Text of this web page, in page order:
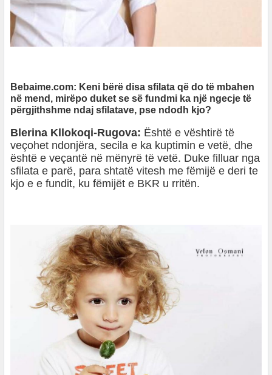
Bebaime.com: Keni bërë disa sfilata që do të mbahen
në mend, mirëpo duket se së fundmi ka një ngecje të
përgjithshme ndaj sfilatave, pse ndodh kjo?
Blerina Kllokoqi-Rugova: Është e vështirë të
veçohet ndonjëra, secila e ka kuptimin e vetë, dhe
është e veçantë në mënyrë të vetë. Duke filluar nga
sfilata e parë, para shtatë vitesh me fëmijë e deri te
kjo e e fundit, ku fëmijët e BKR u rritën.